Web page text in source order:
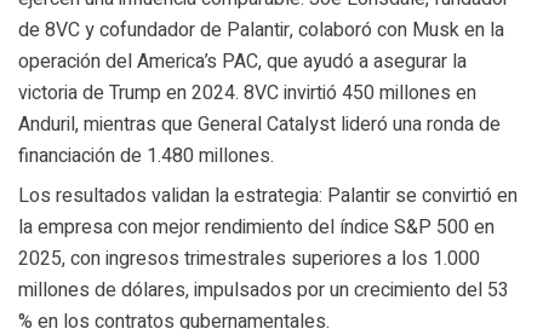
de 8VC y cofundador de Palantir, colaboró con Musk en la
operación del America’s PAC, que ayudó a asegurar la
victoria de Trump en 2024. 8VC invirtió 450 millones en
Anduril, mientras que General Catalyst lideró una ronda de
financiación de 1.480 millones.
Los resultados validan la estrategia: Palantir se convirtió en
la empresa con mejor rendimiento del índice S&P 500 en
2025, con ingresos trimestrales superiores a los 1.000
millones de dólares, impulsados por un crecimiento del 53
% en los contratos gubernamentales.